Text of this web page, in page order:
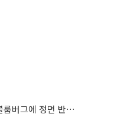
금융위, ‘한국 증시 투자 부적격’ 블룸버그에 정면 반박…“근거 불분명”